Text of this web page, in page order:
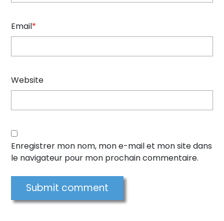
Email*
Website
Enregistrer mon nom, mon e-mail et mon site dans
le navigateur pour mon prochain commentaire.